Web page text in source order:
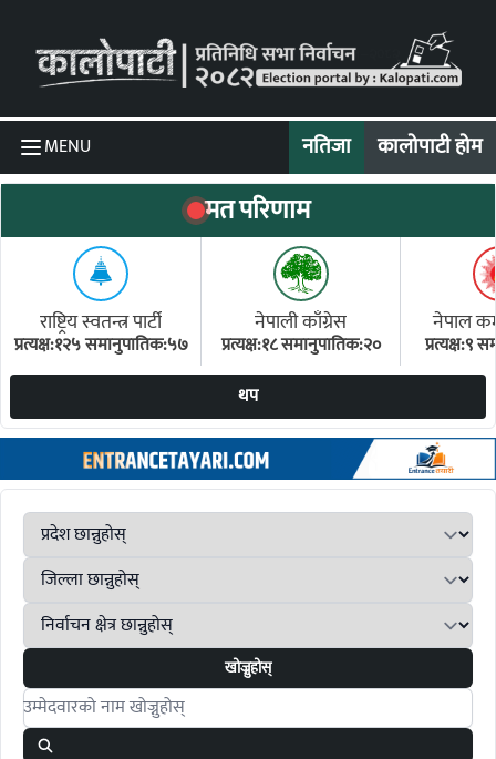
MENU नतिजा कालोपाटी होम
मत परिणाम
राष्ट्रिय स्वतन्त्र पार्टी
प्रत्यक्ष:१२५ समानुपातिक:५७
नेपाली काँग्रेस
प्रत्यक्ष:१८ समानुपातिक:२०
नेपाल
प्रत्यक्ष:९
थप
खोज्नुहोस्
Search candidates